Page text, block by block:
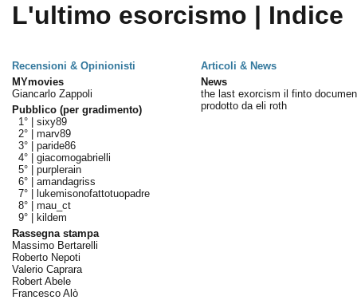
L'ultimo esorcismo | Indice
Recensioni & Opinionisti
Articoli & News
MYmovies
Giancarlo Zappoli
Pubblico (per gradimento)
1° | sixy89
2° | marv89
3° | paride86
4° | giacomogabrielli
5° | purplerain
6° | amandagriss
7° |
lukemisonofattotuopadre
8° | mau_ct
9° |
kildem
Rassegna stampa
Massimo Bertarelli
Roberto Nepoti
Valerio Caprara
Robert Abele
Francesco Alò
News
the last exorcism il finto
prodotto da eli roth